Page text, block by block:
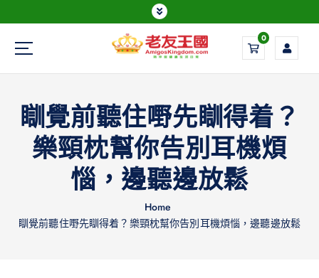
Everything is possible
0
瞓覺前聽住嘢先瞓得着？
樂頸枕幫你告別耳機煩
惱，邊聽邊放鬆
Home
瞓覺前聽住嘢先瞓得着？樂頸枕幫你告別耳機煩惱，邊聽邊放鬆